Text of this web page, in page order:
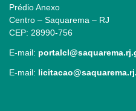
Prédio Anexo
Centro – Saquarema – RJ
CEP: 28990-756
E-mail:
E-mail: